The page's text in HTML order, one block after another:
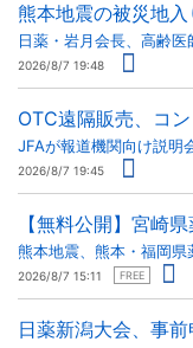
熊本地震の被災地
日薬・岩月会長、高齢医
2026/8/7 19:48
OTC遠隔販売、コ
JFAが報道機関向け説明
2026/8/7 19:45
【無料公開】宮崎
熊本地震、熊本・福岡県
2026/8/7 15:11 FREE
日薬新潟大会、事